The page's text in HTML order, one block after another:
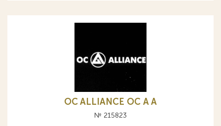
OC ALLIANCE ОС A А
№ 215823